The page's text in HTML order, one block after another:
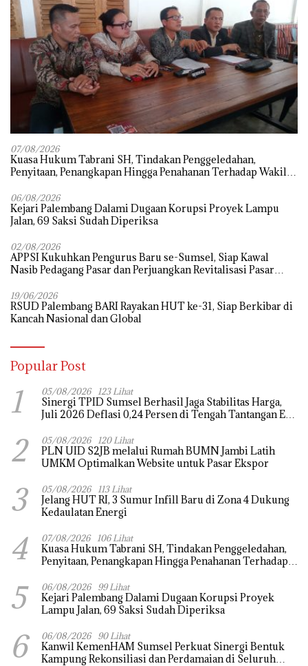
07/08/2026
‎Kuasa Hukum Tabrani SH, Tindakan Penggeledahan,
Penyitaan, Penangkapan Hingga Penahanan Terhadap Wakil
06/08/2026
Kejari Palembang Dalami Dugaan Korupsi Proyek Lampu
Jalan, 69 Saksi Sudah Diperiksa
02/08/2026
APPSI Kukuhkan Pengurus Baru se-Sumsel, Siap Kawal
Nasib Pedagang Pasar dan Perjuangkan Revitalisasi Pasar
19/06/2026
RSUD Palembang BARI Rayakan HUT ke-31, Siap Berkibar di
Kancah Nasional dan Global
Popular Post
1 05/08/2026 123 Lihat
Sinergi TPID Sumsel Berhasil Jaga Stabilitas Harga,
Juli 2026 Deflasi 0,24 Persen di Tengah Tantangan El
2 05/08/2026 120 Lihat
PLN UID S2JB melalui Rumah BUMN Jambi Latih
UMKM Optimalkan Website untuk Pasar Ekspor
3 05/08/2026 113 Lihat
Jelang HUT RI, 3 Sumur Infill Baru di Zona 4 Dukung
Kedaulatan Energi
4 07/08/2026 106 Lihat
‎Kuasa Hukum Tabrani SH, Tindakan Penggeledahan,
Penyitaan, Penangkapan Hingga Penahanan Terhadap
Praperadilan
5 06/08/2026 99 Lihat
Kejari Palembang Dalami Dugaan Korupsi Proyek
Lampu Jalan, 69 Saksi Sudah Diperiksa
6 06/08/2026 90 Lihat
Kanwil KemenHAM Sumsel Perkuat Sinergi Bentuk
Kampung Rekonsiliasi dan Perdamaian di Seluruh